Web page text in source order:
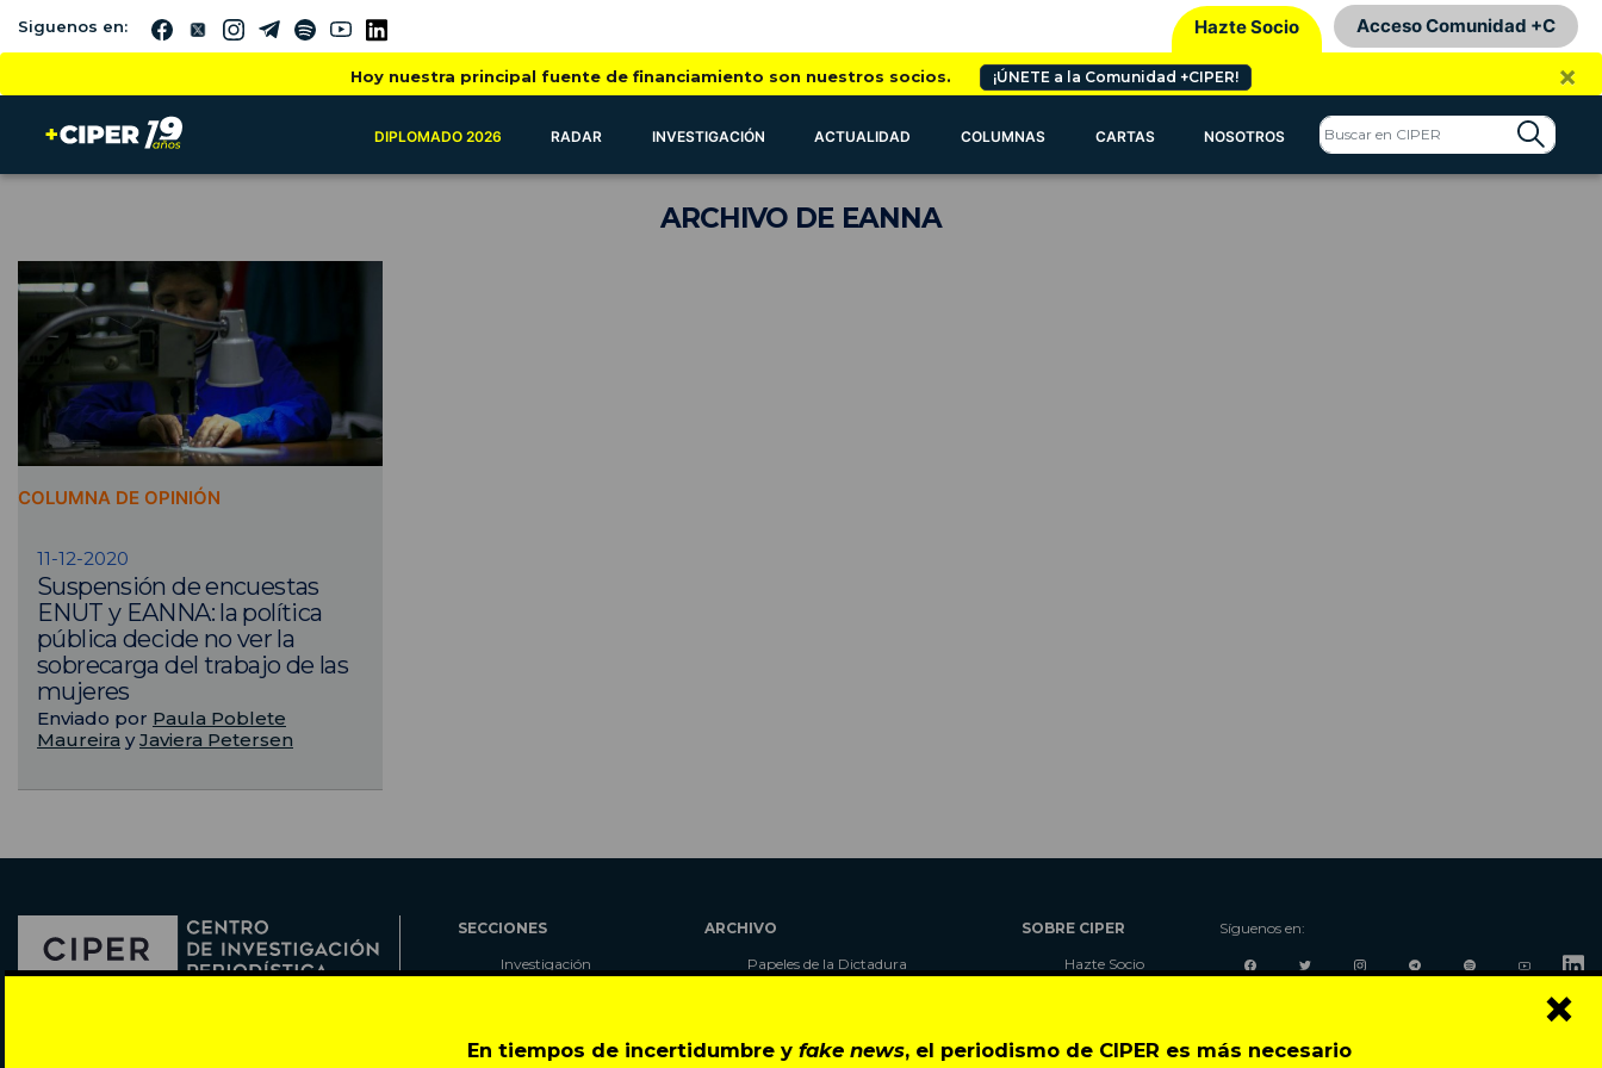
En tiempos de incertidumbre yfake news, el periodismo de CIPER es más necesario
×
Siguenos en: Hazte Socio Acceso Comunidad +C
Hoy nuestra principal fuente de financiamiento son nuestros socios. ¡ÚNETE a la Comunidad +CIPER! ×
DIPLOMADO 2026 RADAR INVESTIGACIÓN ACTUALIDAD COLUMNAS CARTAS NOSOTROS
ARCHIVO DE EANNA
COLUMNA DE OPINIÓN
11-12-2020
Suspensión de encuestas
ENUT y EANNA: la política
pública decide no ver la
sobrecarga del trabajo de las
mujeres
Enviado por Paula Poblete
Maureira yJaviera Petersen
SECCIONES
Investigación
Cartas
ARCHIVO
Papeles de la Dictadura
Autores
SOBRE CIPER
Hazte Socio
Contacto
Síguenos en: